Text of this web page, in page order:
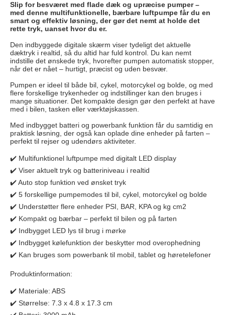
Slip for besværet med flade dæk og upræcise pumper –
med denne multifunktionelle, bærbare luftpumpe får du en
smart og effektiv løsning, der gør det nemt at holde det
rette tryk, uanset hvor du er.
Den indbyggede digitale skærm viser tydeligt det aktuelle
dæktryk i realtid, så du altid har fuld kontrol. Du kan nemt
indstille det ønskede tryk, hvorefter pumpen automatisk stopper,
når det er nået – hurtigt, præcist og uden besvær.
Pumpen er ideel til både bil, cykel, motorcykel og bolde, og med
flere forskellige trykenheder og indstillinger kan den bruges i
mange situationer. Det kompakte design gør den perfekt at have
med i bilen, tasken eller værktøjskassen.
Med indbygget batteri og powerbank funktion får du samtidig en
praktisk løsning, der også kan oplade dine enheder på farten –
perfekt til rejser og udendørs aktiviteter.
✔️ Multifunktionel luftpumpe med digitalt LED display
✔️ Viser aktuelt tryk og batteriniveau i realtid
✔️ Auto stop funktion ved ønsket tryk
✔️ 5 forskellige pumpemodes til bil, cykel, motorcykel og bolde
✔️ Understøtter flere enheder PSI, BAR, KPA og kg cm2
✔️ Kompakt og bærbar – perfekt til bilen og på farten
✔️ Indbygget LED lys til brug i mørke
✔️ Indbygget kølefunktion der beskytter mod overophedning
✔️ Kan bruges som powerbank til mobil, tablet og høretelefoner
Produktinformation:
✔️ Materiale: ABS
✔️ Størrelse: 7.3 x 4.8 x 17.3 cm